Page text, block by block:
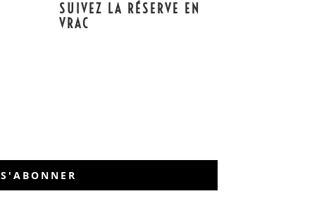
SUIVEZ LA RÉSERVE EN
VRAC
S'ABONNER